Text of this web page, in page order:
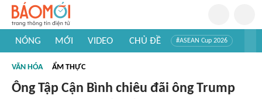
NÓNG MỚI VIDEO CHỦ ĐỀ #ASEAN Cup 2026
#Khám phá thế giới
VĂN HÓA ẨM THỰC
Ông Tập Cận Bình chiêu đãi ông Trump